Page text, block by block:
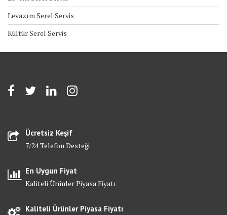
Levazım Serel Servis
Kültür Serel Servis
Ücretsiz Keşif
7/24 Telefon Desteği
En Uygun Fiyat
Kaliteli Ürünler Piyasa Fiyatı
Kaliteli Ürünler Piyasa Fiyatı